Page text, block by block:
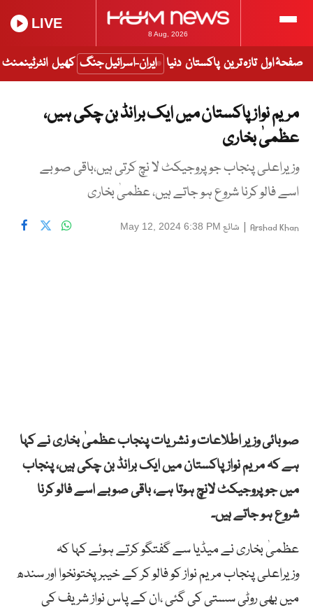
8 Aug, 2026
LIVE
صفحۂ اول تازہ ترین پاکستان دنیا ایران-اسرائیل جنگ کھیل انٹرٹینمنٹ
مریم نواز پاکستان میں ایک برانڈ بن چکی ہیں،
عظمیٰ بخاری
وزیراعلی پنجاب جو پروجیکٹ لا نچ کرتی ہیں،باقی صوبے
اسے فالو کرنا شروع ہو جاتے ہیں، عظمیٰ بخاری
Arshad Khan
| شائع May 12, 2024 6:38 PM
صوبائی وزیر اطلاعات و نشریات پنجاب عظمیٰ بخاری نے کہا
ہے کہ مریم نواز پاکستان میں ایک برانڈ بن چکی ہیں، پنجاب
میں جو پروجیکٹ لانچ ہوتا ہے، باقی صوبے اسے فالو کرنا
شروع ہو جاتے ہیں۔
عظمیٰ بخاری نے میڈیا سے گفتگو کرتے ہوئے کہا کہ
وزیراعلی پنجاب مریم نواز کو فالو کر کے خیبر پختونخوا اور سندھ
میں بھی روٹی سستی کی گئی ،ان کے پاس نواز شریف کی